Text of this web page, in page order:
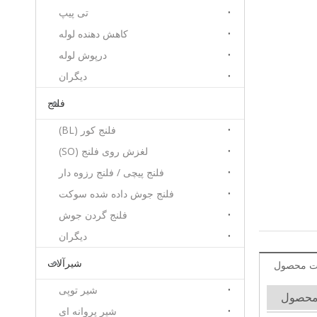
تی پیپ
کاهش دهنده لوله
درپوش لوله
دیگران
فلنج
فلنج کور (BL)
لغزش روی فلنج (SO)
فلنج پیچی / فلنج رزوه دار
فلنج جوش داده شده سوکت
فلنج گردن جوش
دیگران
شیرآلات
شیر توپی
شیر پروانه ای
محصول